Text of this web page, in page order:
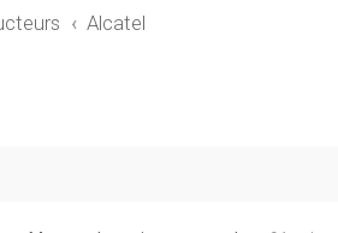
Alcatel